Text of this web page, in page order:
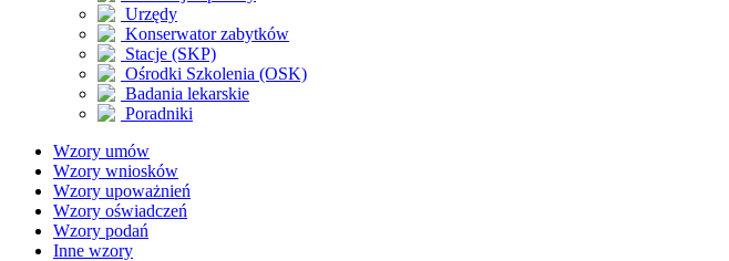
Urzędy
Konserwator zabytków
Stacje (SKP)
Ośrodki Szkolenia (OSK)
Badania lekarskie
Poradniki
Wzory umów
Wzory wniosków
Wzory upoważnień
Wzory oświadczeń
Wzory podań
Inne wzory